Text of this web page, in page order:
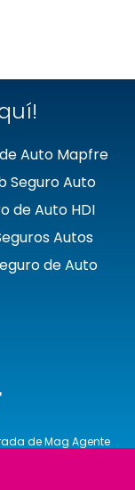
Auto Mapfre
Seguro Auto
de Auto HDI
Autos
de Auto
de Mag Agente